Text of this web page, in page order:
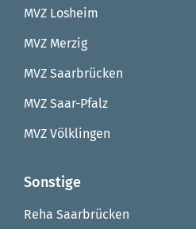
MVZ Losheim
MVZ Merzig
MVZ Saarbrücken
MVZ Saar-Pfalz
MVZ Völklingen
Sonstige
Reha Saarbrücken